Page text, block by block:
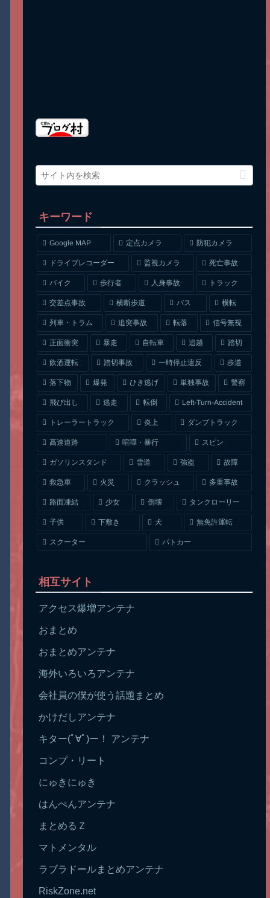
キーワード
Google MAP 定点カメラ 防犯カメラ
ドライブレコーダー 監視カメラ 死亡事故
バイク 歩行者 人身事故 トラック
交差点事故 横断歩道 バス 横転
列車・トラム 追突事故 転落 信号無視
正面衝突 暴走 自転車 追越 踏切
飲酒運転 踏切事故 一時停止違反 歩道
落下物 爆発 ひき逃げ 単独事故 警察
飛び出し 逃走 転倒 Left-Turn-Accident
トレーラートラック 炎上 ダンプトラック
高速道路 喧嘩・暴行 スピン
ガソリンスタンド 雪道 強盗 故障
救急車 火災 クラッシュ 多重事故
路面凍結 少女 倒壊 タンクローリー
子供 下敷き 犬 無免許運転
スクーター パトカー
相互サイト
アクセス爆増アンテナ
おまとめ
おまとめアンテナ
海外いろいろアンテナ
会社員の僕が使う話題まとめ
かけだしアンテナ
キター(ﾟ∀ﾟ)ー！ アンテナ
コンプ・リート
にゅきにゅき
はんぺんアンテナ
まとめるＺ
マトメンタル
ラブラドールまとめアンテナ
RiskZone.net